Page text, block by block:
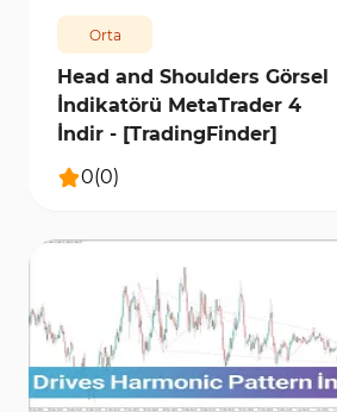
Orta
Head and Shoulders Görsel
İndikatörü MetaTrader 4
İndir - [TradingFinder]
0(0)
274 6165 0